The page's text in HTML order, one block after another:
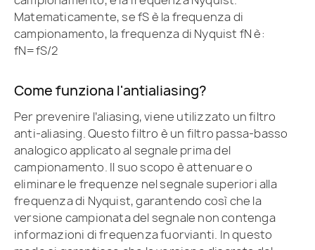
Matematicamente, se fS è la frequenza di
campionamento, la frequenza di Nyquist fN è:
fN=fS/2
Come funziona l'antialiasing?
Per prevenire l’aliasing, viene utilizzato un filtro
anti-aliasing. Questo filtro è un filtro passa-basso
analogico applicato al segnale prima del
campionamento. Il suo scopo è attenuare o
eliminare le frequenze nel segnale superiori alla
frequenza di Nyquist, garantendo così che la
versione campionata del segnale non contenga
informazioni di frequenza fuorvianti. In questo